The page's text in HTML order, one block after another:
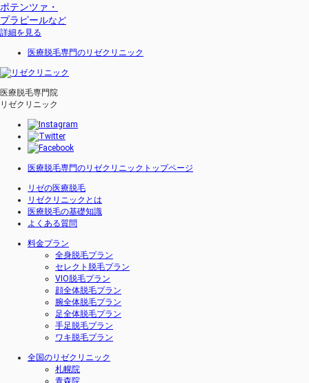
ポテンツァ・
プラピールなど
詳細を見る
医療脱毛専門のリゼクリニック
医療脱毛専門院
リゼクリニック
医療脱毛専門のリゼクリニックトップページ
リゼの医療脱毛
リゼクリニックとは
医療脱毛の基礎知識
よくある質問
料金プラン
全身脱毛プラン
セレクト脱毛プラン
VIO脱毛プラン
顔全体脱毛プラン
腕全体脱毛プラン
足全体脱毛プラン
手足脱毛プラン
ワキ脱毛プラン
全国のリゼクリニック
札幌院
青森院